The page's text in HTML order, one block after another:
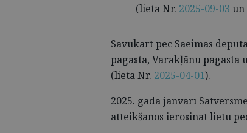
(lieta Nr. 2025-09-03 un
Savukārt pēc Saeimas
pagasta, Varakļānu pagasta
(lieta Nr. 2025-04-01).
2025. gada janvārī
atteikšanos ierosināt lietu